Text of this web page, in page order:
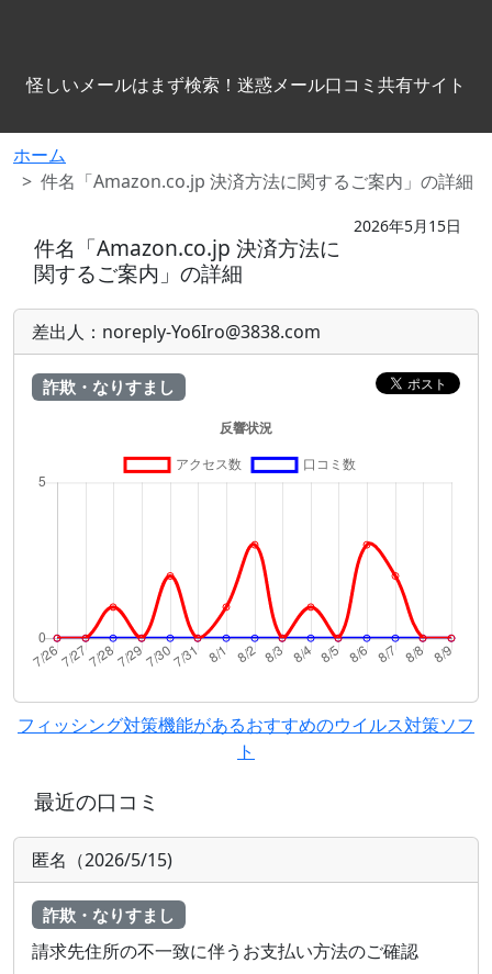
怪しいメールはまず検索！迷惑メール口コミ共有サイト
ホーム
件名「Amazon.co.jp 決済方法に関するご案内」の詳細
件名「Amazon.co.jp 決済方法に
関するご案内」の詳細
2026年5月15日
差出人：noreply-Yo6Iro@3838.com
詐欺・なりすまし
フィッシング対策機能があるおすすめのウイルス対策ソフ
ト
最近の口コミ
匿名（2026/5/15)
詐欺・なりすまし
請求先住所の不一致に伴うお支払い方法のご確認